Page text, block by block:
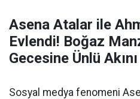
Asena Atalar ile
Evlendi! Boğaz
Gecesine Ünlü Akını
Sosyal medya fenomeni